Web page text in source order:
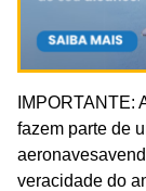
IMPORTANTE:
fazem parte de
veracidade do